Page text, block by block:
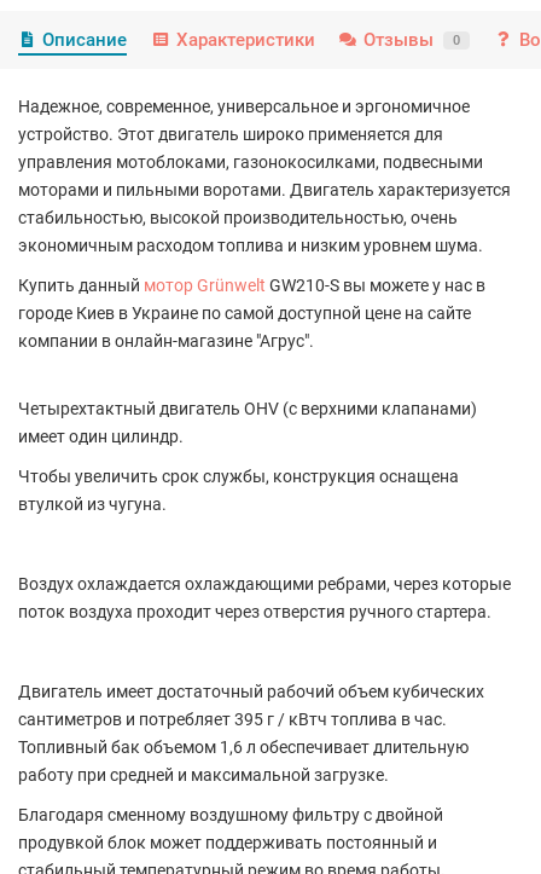
Описание Характеристики Отзывы 0
Надежное, современное, универсальное и эргономичное
устройство. Этот двигатель широко применяется для
управления мотоблоками, газонокосилками, подвесными
моторами и пильными воротами. Двигатель характеризуется
стабильностью, высокой производительностью, очень
экономичным расходом топлива и низким уровнем шума.
Купить данный мотор Grünwelt GW210-S вы можете у нас в
городе Киев в Украине по самой доступной цене на сайте
компании в онлайн-магазине "Агрус".
Четырехтактный двигатель OHV (с верхними клапанами)
имеет один цилиндр.
Чтобы увеличить срок службы, конструкция оснащена
втулкой из чугуна.
Воздух охлаждается охлаждающими ребрами, через которые
поток воздуха проходит через отверстия ручного стартера.
Двигатель имеет достаточный рабочий объем кубических
сантиметров и потребляет 395 г / кВтч топлива в час.
Топливный бак объемом 1,6 л обеспечивает длительную
работу при средней и максимальной загрузке.
Благодаря сменному воздушному фильтру с двойной
продувкой блок может поддерживать постоянный и